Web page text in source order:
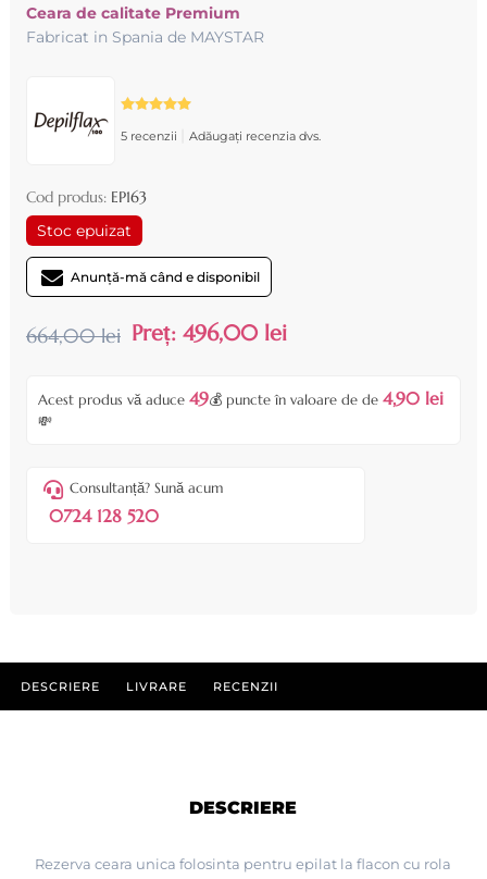
Ceara de calitate Premium
Fabricat in Spania de MAYSTAR
5 recenzii Adăugați recenzia dvs.
Cod produs: EP163
Stoc epuizat
Anunță-mă când e disponibil
664,00 lei Preț: 496,00 lei
Acest produs vă aduce 49💰 puncte în valoare de de 4,90 lei
💸
Consultanță? Sună acum
0724 128 520
DESCRIERE LIVRARE RECENZII
DESCRIERE
Rezerva ceara unica folosinta pentru epilat la flacon cu rola